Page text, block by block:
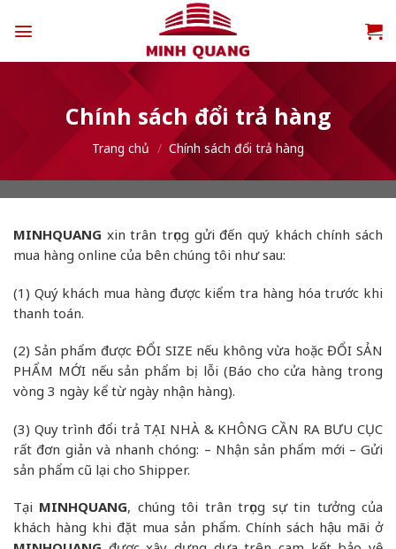
đến
Chính sách đổi trả hàng
Trang chủ / Chính sách đổi trả hàng
MINHQUANG xin trân trọng gửi đến quý khách chính sách
mua hàng online của bên chúng tôi như sau:
(1) Quý khách mua hàng được kiểm tra hàng hóa trước khi
thanh toán.
(2) Sản phẩm được ĐỔI SIZE nếu không vừa hoặc ĐỔI SẢN
PHẨM MỚI nếu sản phẩm bị lỗi (Báo cho cửa hàng trong
vòng 3 ngày kể từ ngày nhận hàng).
(3) Quy trình đổi trả TẠI NHÀ & KHÔNG CẦN RA BƯU CỤC
rất đơn giản và nhanh chóng: – Nhận sản phẩm mới – Gửi
sản phẩm cũ lại cho Shipper.
Tại MINHQUANG, chúng tôi trân trọng sự tin tưởng của
khách hàng khi đặt mua sản phẩm. Chính sách hậu mãi ở